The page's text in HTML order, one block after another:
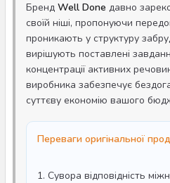
Бренд Well Done давно
своїй ніші, пропонуючи
проникають у структуру
вирішують поставлені
концентрації активних
виробника забезпечує
суттєву економію вашого
Переваги оригінальної
1. Сувора відповідність